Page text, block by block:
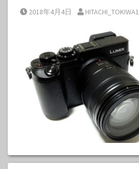
Posted on
2018年4月4日 Posted by
HITACHI_TOKIWA1